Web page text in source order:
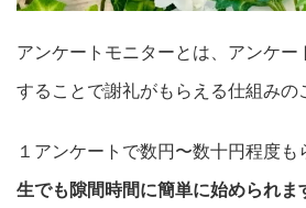
アンケートモニターとは、アンケー
することで謝礼がもらえる仕組みの
１アンケートで数円〜数十円程度も
生でも隙間時間に簡単に始められま